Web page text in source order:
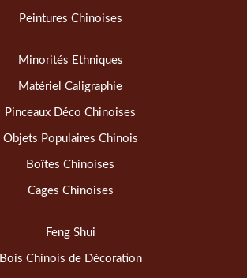
Peintures Chinoises
Minorités Ethniques
Matériel Caligraphie
Pinceaux Déco Chinoises
Objets Populaires Chinois
Boîtes Chinoises
Cages Chinoises
Feng Shui
Bois Chinois de Décoration